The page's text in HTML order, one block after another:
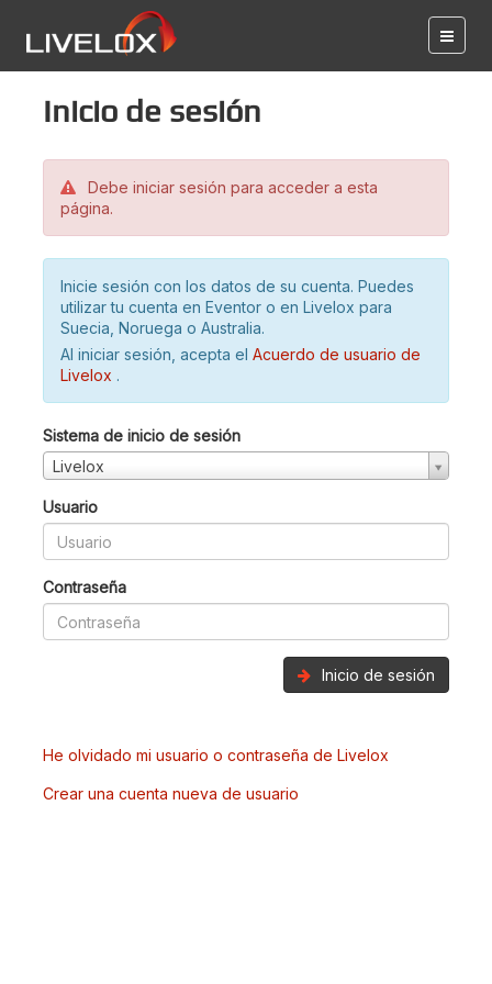
Inicio de sesión
Debe iniciar sesión para acceder a esta
página.
Inicie sesión con los datos de su cuenta. Puedes
utilizar tu cuenta en Eventor o en Livelox para
Suecia, Noruega o Australia.
Al iniciar sesión, acepta el Acuerdo de usuario de
Livelox .
Sistema de inicio de sesión
Livelox
Usuario
Contraseña
Inicio de sesión
He olvidado mi usuario o contraseña de Livelox
Crear una cuenta nueva de usuario